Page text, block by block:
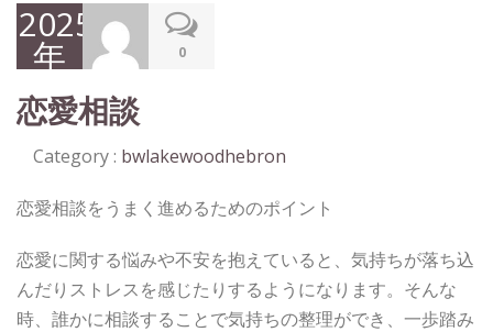
2025
年
10
月
13
0
恋愛相談
Category : bwlakewoodhebron
恋愛相談をうまく進めるためのポイント
恋愛に関する悩みや不安を抱えていると、気持ちが落ち込
んだりストレスを感じたりするようになります。そんな
時、誰かに相談することで気持ちの整理ができ、一歩踏み